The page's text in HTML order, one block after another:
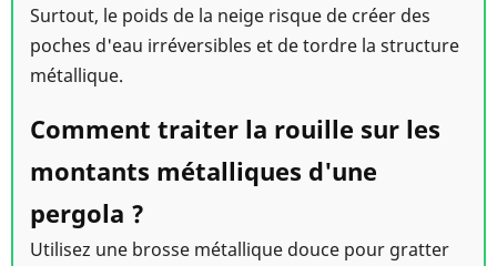
Surtout, le poids de la neige risque de créer des
poches d'eau irréversibles et de tordre la structure
métallique.
Comment traiter la rouille sur les
montants métalliques d'une
pergola ?
Utilisez une brosse métallique douce pour gratter